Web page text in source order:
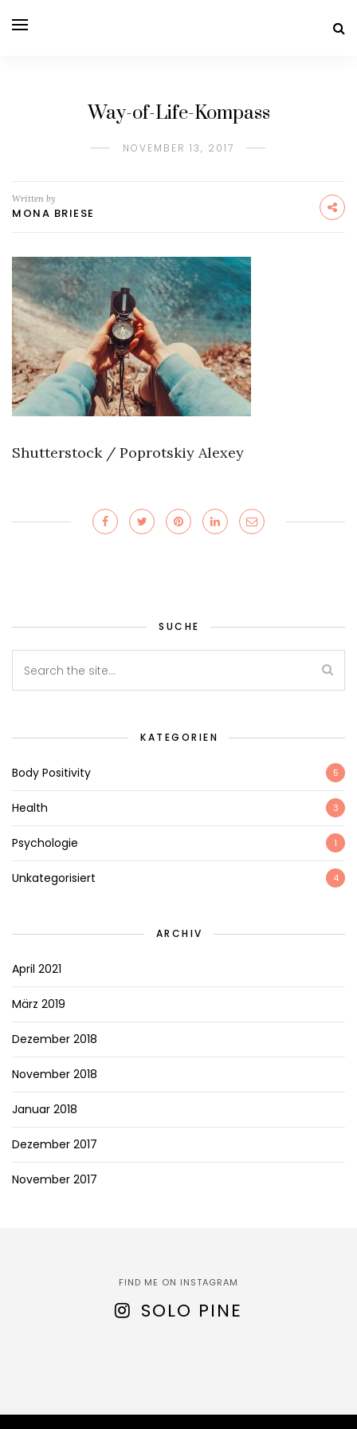
Way-of-Life-Kompass
NOVEMBER 13, 2017
Written by
MONA BRIESE
Shutterstock / Poprotskiy Alexey
SUCHE
KATEGORIEN
Body Positivity 5
Health 3
Psychologie 1
Unkategorisiert 4
ARCHIV
April 2021
März 2019
Dezember 2018
November 2018
Januar 2018
Dezember 2017
November 2017
FIND ME ON INSTAGRAM
SOLO PINE